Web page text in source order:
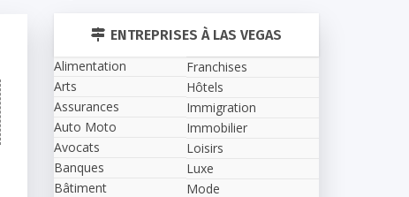
ENTREPRISES À LAS VEGAS
Alimentation
Arts
Assurances
Auto Moto
Avocats
Banques
Bâtiment
Franchises
Hôtels
Immigration
Immobilier
Loisirs
Luxe
Mode